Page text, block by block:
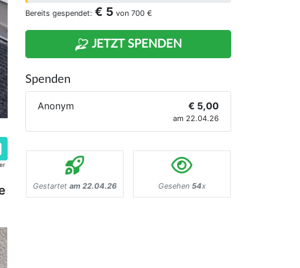
Bereits gespendet: € 5 von 700 €
JETZT SPENDEN
Spenden
Anonym € 5,00
am 22.04.26
Gestartet am 22.04.26 Gesehen 54x